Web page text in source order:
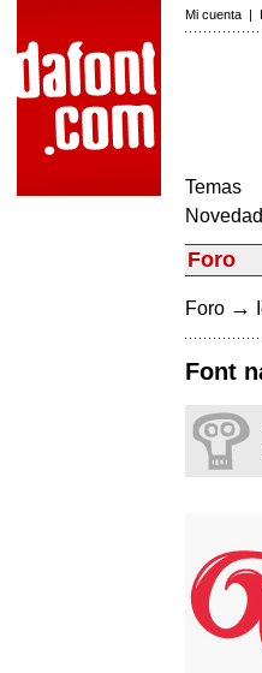
Mi cuenta |
Temas
Foro
Foro →
Font